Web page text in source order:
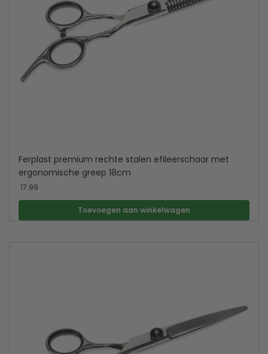
Ferplast premium rechte stalen efileerschaar met
ergonomische greep 18cm
17.99
Toevoegen aan winkelwagen